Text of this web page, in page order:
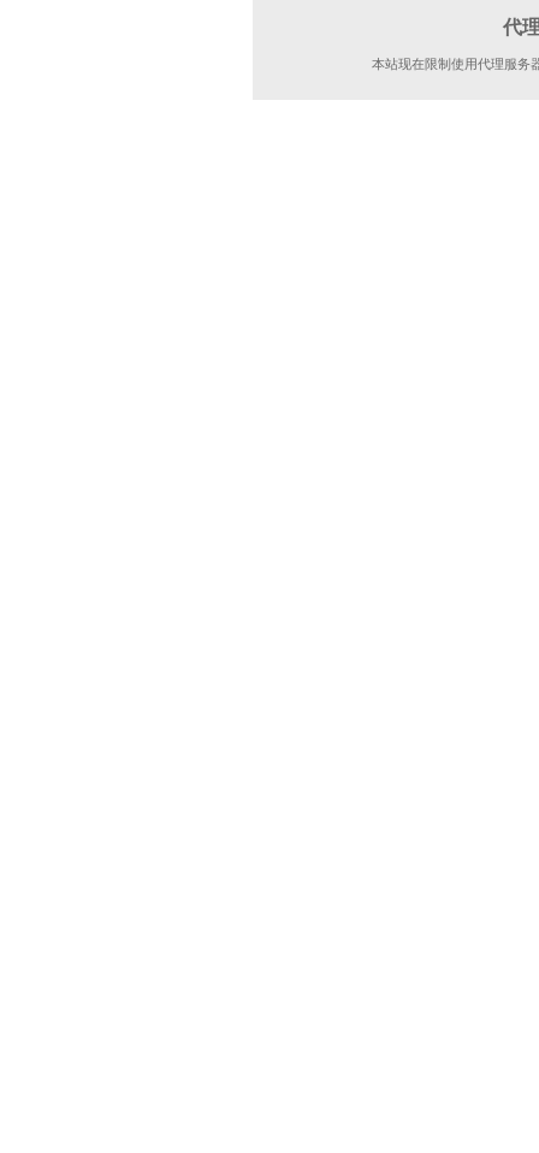
代
本站现在限制使用代理服务